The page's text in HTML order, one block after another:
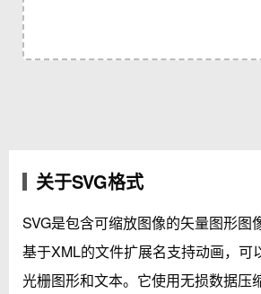
关于SVG格式
SVG是包含可缩放图像的矢量图形图
基于XML的文件扩展名支持动画，可
光栅图形和文本。它使用无损数据压